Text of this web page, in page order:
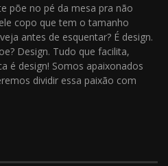
põe no pé da mesa pra não
copo que tem o tamanho
antes de esquentar? É design.
Design. Tudo que facilita,
é design! Somos apaixonados
dividir essa paixão com